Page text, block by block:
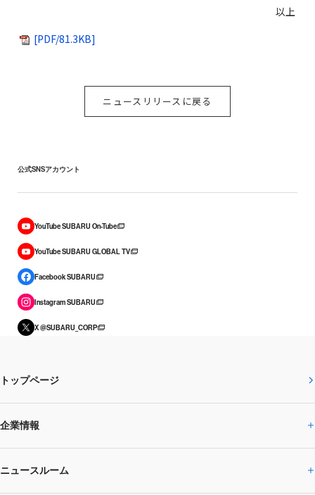
以上
[PDF/81.3KB]
ニュースリリースに戻る
公式SNSアカウント
YouTube SUBARU On-Tube
YouTube SUBARU GLOBAL TV
Facebook SUBARU
Instagram SUBARU
X @SUBARU_CORP
トップページ
企業情報
企業情報トップ
ニュースルーム